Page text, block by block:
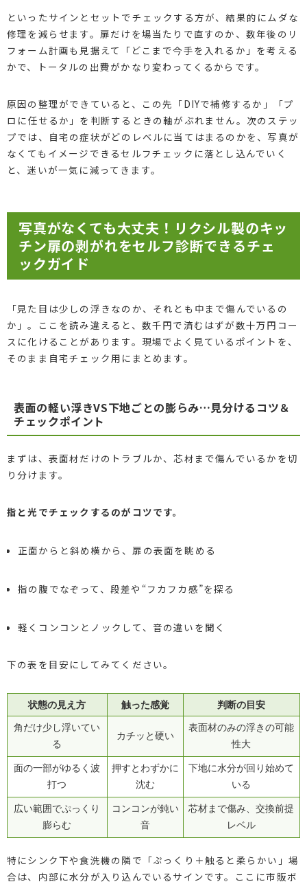
といったサインとセットでチェックする方が、結果的にムダな
修理を減らせます。扉だけを場当たりで直すのか、数年後のリ
フォーム計画も見据えて「どこまで今手を入れるか」を考える
かで、トータルの出費がかなり変わってくるからです。
原因の整理ができていると、この先「DIYで補修するか」「プ
ロに任せるか」を判断するときの軸がぶれません。次のステッ
プでは、自宅の症状がどのレベルに当てはまるのかを、写真が
なくてもイメージできるセルフチェックに落とし込んでいく
と、迷いが一気に減ってきます。
写真がなくても大丈夫！リクシル製のキッ
チン扉の剥がれをセルフ診断できるチェ
ックガイド
「見た目は少しの浮きなのか、それとも中まで傷んでいるの
か」。ここを読み違えると、数千円で済むはずが数十万円コー
スに化けることがあります。現場でよく見ているポイントを、
そのまま自宅チェック用にまとめます。
表面の軽い浮きVS下地ごとの膨らみ…見分けるコツ＆
チェックポイント
まずは、表面材だけのトラブルか、芯材まで傷んでいるかを切
り分けます。
指と光でチェックするのがコツです。
正面からと斜め横から、扉の表面を眺める
指の腹でなぞって、段差や“フカフカ感”を探る
軽くコンコンとノックして、音の違いを聞く
下の表を目安にしてみてください。
状態の見え方 触った感覚 判断の目安
角だけ少し浮いてい
る
カチッと硬い
表面材のみの浮きの可能
性大
面の一部がゆるく波
打つ
押すとわずかに
沈む
下地に水分が回り始めて
いる
広い範囲でぷっくり
膨らむ
コンコンが鈍い
音
芯材まで傷み、交換前提
レベル
特にシンク下や食洗機の隣で「ぷっくり＋触ると柔らかい」場
合は、内部に水分が入り込んでいるサインです。ここに市販ボ